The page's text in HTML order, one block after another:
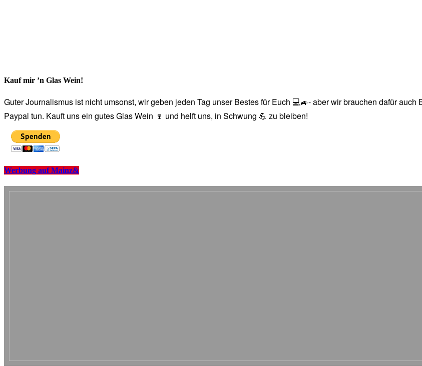
Kauf mir ’n Glas Wein!
Guter Journalismus ist nicht umsonst, wir geben jeden Tag unser Bestes für Euch 💻🚙- aber wir brauchen dafür
Paypal tun. Kauft uns ein gutes Glas Wein 🍷 und helft uns, in Schwung 💪 zu bleiben!
Werbung auf Mainz&